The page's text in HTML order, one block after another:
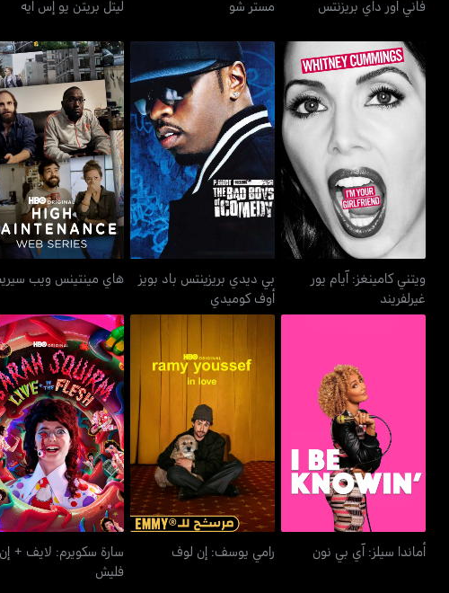
فاني أور داي بريزنتس مستر شو ليتل بريتن يو إس ايه
ويتني كامينغز: آيام يور
غيرلفريند
ويتني كامينغز: آيام يور
غيرلفريند
بي ديدي بريزينتس باد بويز
أوف كوميدي
بي ديدي بريزينتس باد بويز
أوف كوميدي
هاي مينتينس ويب
هاي مينتينس ويب
أماندا سيلز: آي بي نون
أماندا سيلز: آي بي نون
رامي يوسف: إن لوف
رامي يوسف: إن لوف
سارة سكويرم: لايف +
فليش
سارة سكويرم: لايف +
فليش